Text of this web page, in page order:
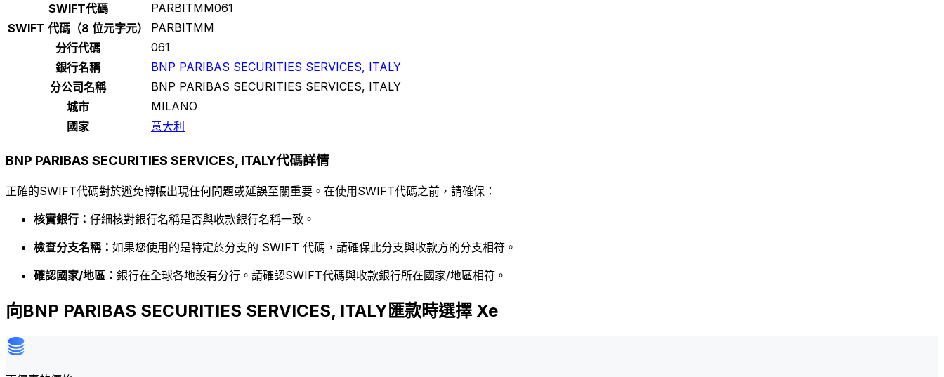
SWIFT代碼
PARBITMM061
SWIFT 代碼（8 位元字元）
PARBITMM
分行代碼
061
銀行名稱
BNP PARIBAS SECURITIES SERVICES, ITALY
分公司名稱
BNP PARIBAS SECURITIES SERVICES, ITALY
城市
MILANO
國家
意大利
BNP PARIBAS SECURITIES SERVICES, ITALY代碼詳情
正確的SWIFT代碼對於避免轉帳出現任何問題或延誤至關重要。在使用SWIFT代碼之前，請確保：
核實銀行： 仔細核對銀行名稱是否與收款銀行名稱一致。
檢查分支名稱： 如果您使用的是特定於分支的 SWIFT 代碼，請確保此分支與收款方的分支相符。
確認國家/地區： 銀行在全球各地設有分行。請確認SWIFT代碼與收款銀行所在國家/地區相符。
向BNP PARIBAS SECURITIES SERVICES, ITALY匯款時選擇 Xe